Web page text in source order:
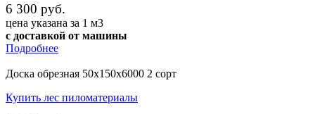
6 300 руб.
цена указана за 1 м3
с доставкой от машины
Подробнее
Доска обрезная 50х150х6000 2 сорт
Купить лес пиломатериалы